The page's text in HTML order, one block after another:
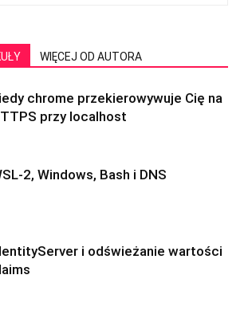
WIĘCEJ OD AUTORA
chrome przekierowywuje Cię na
przy localhost
2, Windows, Bash i DNS
i odświeżanie wartości